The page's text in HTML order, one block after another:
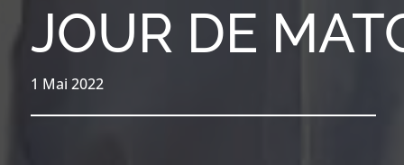
JOUR DE
1 Mai 2022